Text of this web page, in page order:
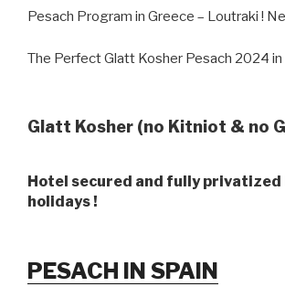
Pesach Program in Greece – Loutraki !
The Perfect Glatt Kosher Pesach 2024 in
Glatt Kosher (no Kitniot & no
Hotel secured and fully privatized
holidays !
PESACH IN SPAIN